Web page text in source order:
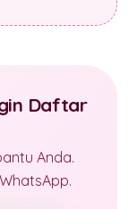
Daftar
Anda.